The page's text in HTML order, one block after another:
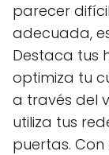
parecer
adecuada,
Destaca tus
optimiza tu
a través del
utiliza tus
puertas.